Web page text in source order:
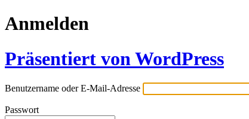
Anmelden
Präsentiert von WordPress
Benutzername oder E-Mail-Adresse
Passwort